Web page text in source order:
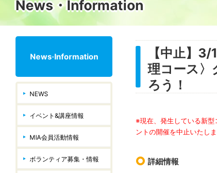
News・Information
News·Information
NEWS
イベント&講座情報
MIA会員活動情報
ボランティア募集・情報
【中止】
理コース〉
ろう！
※現在、発生している新
ントの開催を中止いたし
詳細情報